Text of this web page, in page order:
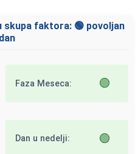
skupa faktora: 🟢 povoljan
dan
Faza Meseca: 🟢
Dan u nedelji: 🟢